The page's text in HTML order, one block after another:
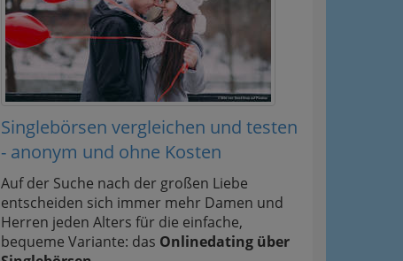
Singlebörsen vergleichen und testen
- anonym und ohne Kosten
Auf der Suche nach der großen Liebe
entscheiden sich immer mehr Damen und
Herren jeden Alters für die einfache,
bequeme Variante: das Onlinedating über